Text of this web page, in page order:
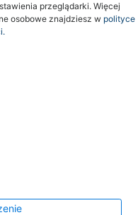
przeglądarki. Więcej
osobowe znajdziesz w polityce